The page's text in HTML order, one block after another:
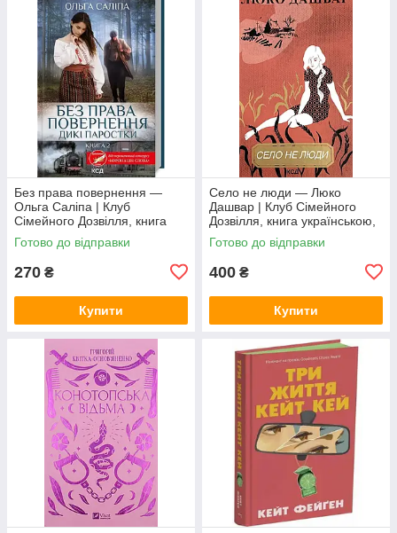
Без права повернення —
Ольга Саліпа | Клуб
Сімейного Дозвілля, книга
українською, нова, тверда
Готово до відправки
270 ₴
Купити
Село не люди — Люко
Дашвар | Клуб Сімейного
Дозвілля, книга українською,
нова, тверда
Готово до відправки
400 ₴
Купити